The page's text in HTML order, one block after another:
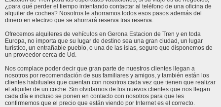
¿para qué perder el tiempo intentando contactar al teléfono de una oficina de
alquiler de coches? Nosotros le ahorramos todos esos pasos además del
dinero en efectivo que se ahorrará reserva tras reserva.
Ofrecemos alquileres de vehículos en Gerona Estacion de Tren y en toda
Europa, no importa que su lugar de destino sea una gran ciudad, un lugar
turístico, un entrañable pueblo, o una de las islas, seguro que disponemos de
un proveedor cerca de Ud.
Nos complace poder decir que gran parte de nuestros clientes llegan a
nosotros por recomendación de sus familiares y amigos, y también están los
clientes habituales que cuentan con nosotros cada vez que tienen que realizar
el alquiler de un coche. Sin olvidarnos de los nuevos clientes que nos llegan
cada día e incluso se ponen en contacto con nosotros para que les
confirmemos que el precio que están viendo por Internet es el correcto.